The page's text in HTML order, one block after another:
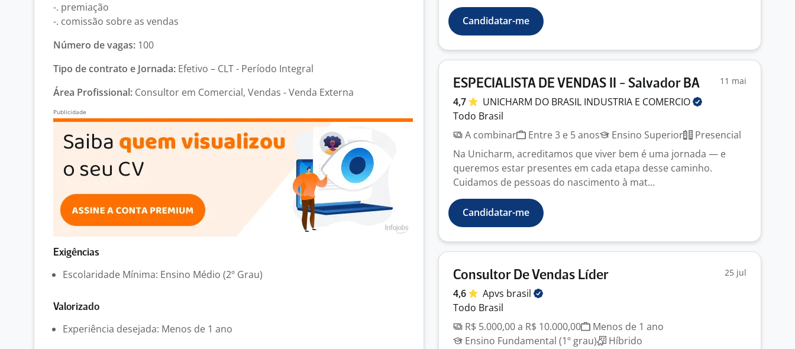
-. premiação
-. comissão sobre as vendas
Número de vagas: 100
Tipo de contrato e Jornada: Efetivo – CLT - Período Integral
Área Profissional: Consultor em Comercial, Vendas - Venda Externa
Exigências
Escolaridade Mínima: Ensino Médio (2º Grau)
Valorizado
Experiência desejada: Menos de 1 ano
Candidatar-me
ESPECIALISTA DE VENDAS II - Salvador BA 11 mai
4,7 UNICHARM DO BRASIL INDUSTRIA E COMERCIO
Todo Brasil
A combinar
Entre 3 e 5 anos Ensino Superior
Presencial
Na Unicharm, acreditamos que viver bem é uma jornada — e
queremos estar presentes em cada etapa desse caminho.
Cuidamos de pessoas do nascimento à mat...
Candidatar-me
Consultor De Vendas Líder 25 jul
4,6 Apvs brasil
Todo Brasil
R$ 5.000,00 a R$ 10.000,00
Menos de 1 ano
Ensino Fundamental (1º grau)
Híbrido